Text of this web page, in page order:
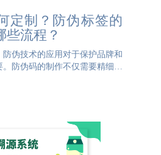
定制？防伪标签的
些流程？
伪技术的应用对于保护品牌和
防伪码的制作不仅需要精细的
的技术支持。本文将详细介绍
本以及相关注意事项。一、防